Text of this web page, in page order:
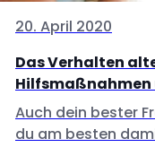
20. April 2020
Das Verhalten
Hilfsmaßnahmen
Auch dein bester
du am besten